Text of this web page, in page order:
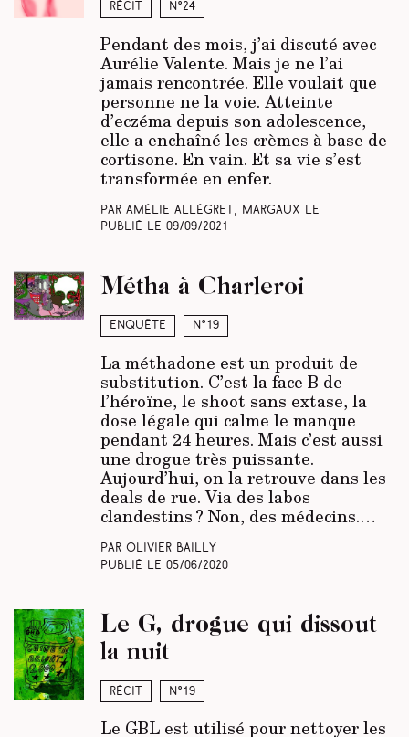
Récit N°24
Pendant des mois, j’ai discuté avec
Aurélie Valente. Mais je ne l’ai
jamais rencontrée. Elle voulait que
personne ne la voie. Atteinte
d’eczéma depuis son adolescence,
elle a enchaîné les crèmes à base de
cortisone. En vain. Et sa vie s’est
transformée en enfer.
Par Amélie Allégret, Margaux Le
Publié le 09/09/2021
Enquête N°19
Métha à Charleroi
La méthadone est un produit de
substitution. C’est la face B de
l’héroïne, le shoot sans extase, la
dose légale qui calme le manque
pendant 24 heures. Mais c’est aussi
une drogue très puissante.
Aujourd’hui, on la retrouve dans les
deals de rue. Via des labos
clandestins ? Non, des médecins.…
Par Olivier Bailly
Publié le 05/06/2020
Récit N°19
Le G, drogue qui dissout
la nuit
Le GBL est utilisé pour nettoyer les